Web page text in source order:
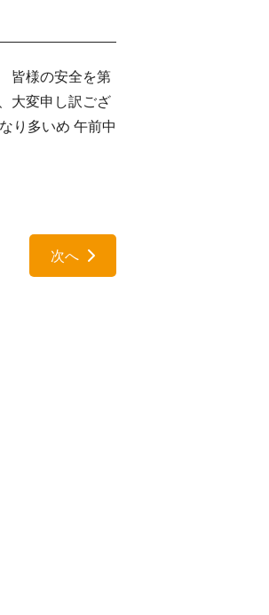
皆様の安全を第
大変申し訳ござ
り多いめ 午前中
次へ